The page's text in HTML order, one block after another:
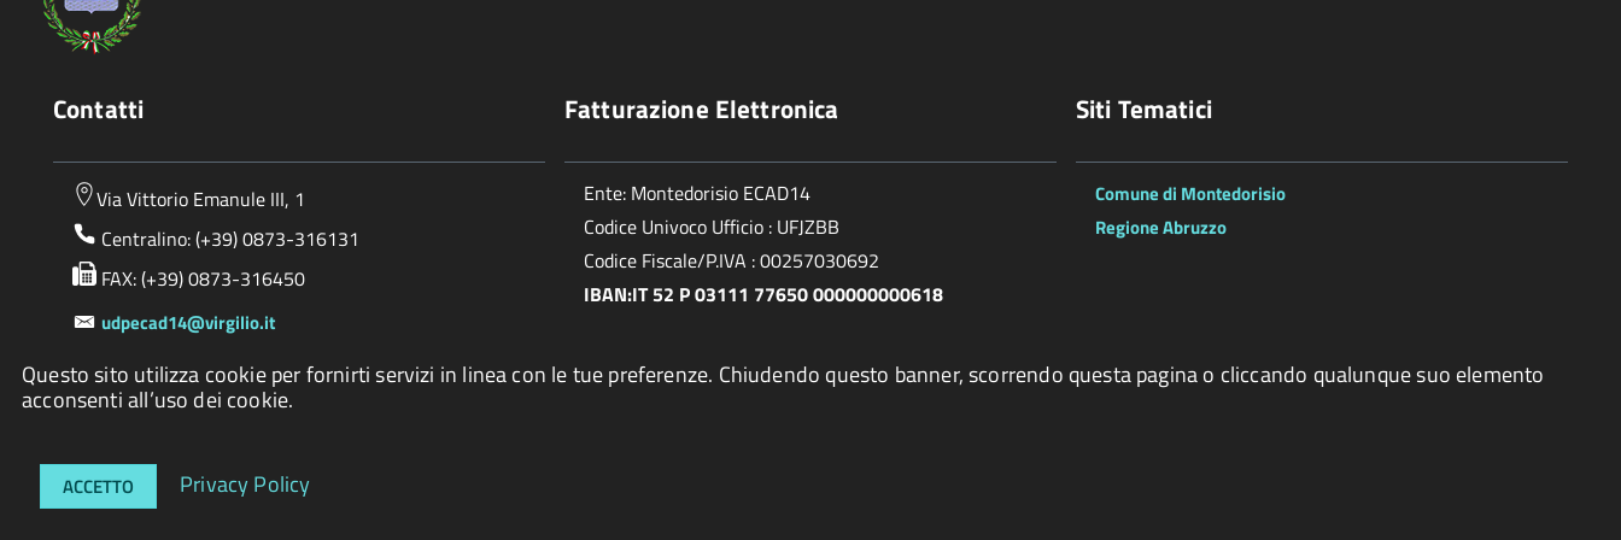
Contatti
Via Vittorio Emanule III, 1
Centralino: (+39) 0873-316131
FAX: (+39) 0873-316450
udpecad14@virgilio.it
Fatturazione Elettronica
Ente: Montedorisio ECAD14
Codice Univoco Ufficio : UFJZBB
Codice Fiscale/P.IVA : 00257030692
IBAN:IT 52 P 03111 77650 000000000618
Siti Tematici
Comune di Montedorisio
Regione Abruzzo
Questo sito utilizza cookie per fornirti servizi in linea con le tue preferenze. Chiudendo questo banner, scorrendo questa pagina o cliccando qualunque suo elemento
acconsenti all’uso dei cookie.
ACCETTO Privacy Policy